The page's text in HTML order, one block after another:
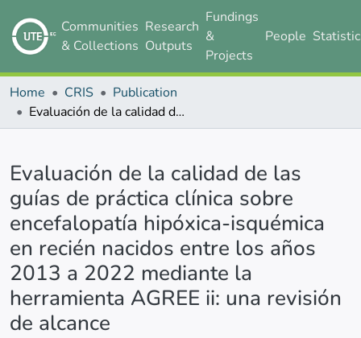
Communities
& Collections
Research
Outputs
Fundings
&
Projects
People
Home CRIS
Publication
Evaluación de la calidad de las guías de práctica clínica sobre encefalopatía hipóxica-isquémica en recién nacidos entre los años 2013 a 2022 mediante la herramienta AGREE ii: una revisión de alcance
Evaluación de la calidad de las
guías de práctica clínica sobre
encefalopatía hipóxica-isquémica
en recién nacidos entre los años
2013 a 2022 mediante la
herramienta AGREE ii: una revisión
de alcance